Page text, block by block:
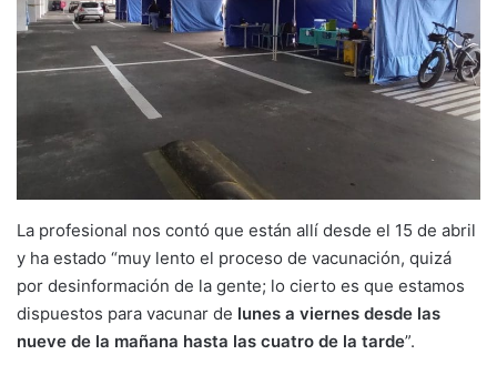
La profesional nos contó que están allí desde el 15 de abril
y ha estado “muy lento el proceso de vacunación, quizá
por desinformación de la gente; lo cierto es que estamos
dispuestos para vacunar de lunes a viernes desde las
nueve de la mañana hasta las cuatro de la tarde”.